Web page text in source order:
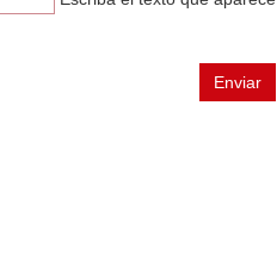
Enviar